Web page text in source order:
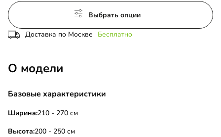
Выбрать опции
Доставка по Москве Бесплатно
О модели
Базовые характеристики
Ширина:210 - 270 см
Высота:200 - 250 см